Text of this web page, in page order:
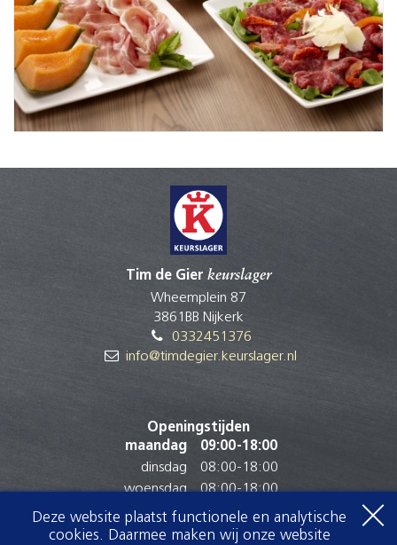
Tim de Gier keurslager
Wheemplein 87
3861BB Nijkerk
0332451376
info@timdegier.keurslager.nl
Openingstijden
maandag
09:00-18:00
dinsdag
08:00-18:00
woensdag
08:00-18:00
donderdag
08:00 -
vrijdag
08:00- 18:30
Deze website plaatst functionele en analytische
cookies. Daarmee maken wij onze website